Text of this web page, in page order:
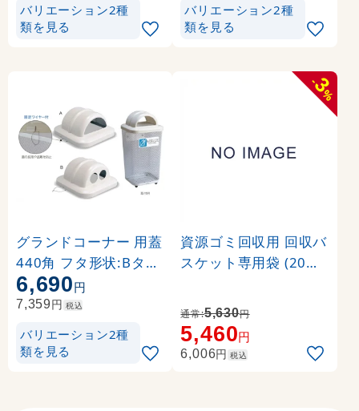
バリエーション2種
類を見る
バリエーション2種
類を見る
グランドコーナー 用蓋
440角 フタ形状:Bタイ
プ (S-200-561-0)
6,690円
7,359円 税込
バリエーション2種
類を見る
-
3
%
資源ゴミ回収用 回収バ
スケット専用袋 (20枚
30-0)
通常:5,630円
5,460円
6,006円 税込